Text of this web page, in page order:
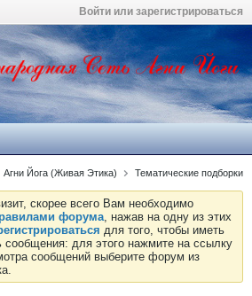
Войти или зарегистрироваться
Агни Йога (Живая Этика) Тематические подборки
скорее всего Вам необходимо
форума, нажав на одну из этих
для того, чтобы иметь
сообщения: для этого нажмите на ссылку
сообщений выберите форум из